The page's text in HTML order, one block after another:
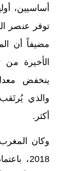
أساسيين،
توفر عنصر
مضيفاً أن
الأخيرة
والذي
أكثر.
وكان